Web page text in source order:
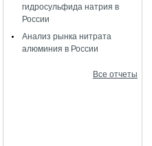
гидросульфида натрия в
России
Анализ рынка нитрата
алюминия в России
Все отчеты